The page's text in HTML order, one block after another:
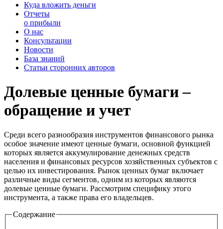
Куда вложить деньги
Отчеты
о прибыли
О нас
Консультации
Новости
База знаний
Статьи сторонних авторов
Долевые ценные бумаги –
обращение и учет
Среди всего разнообразия инструментов финансового рынка
особое значение имеют ценные бумаги, основной функцией
которых является аккумулирование денежных средств
населения и финансовых ресурсов хозяйственных субъектов с
целью их инвестирования. Рынок ценных бумаг включает
различные виды сегментов, одним из которых являются
долевые ценные бумаги. Рассмотрим специфику этого
инструмента, а также права его владельцев.
Содержание